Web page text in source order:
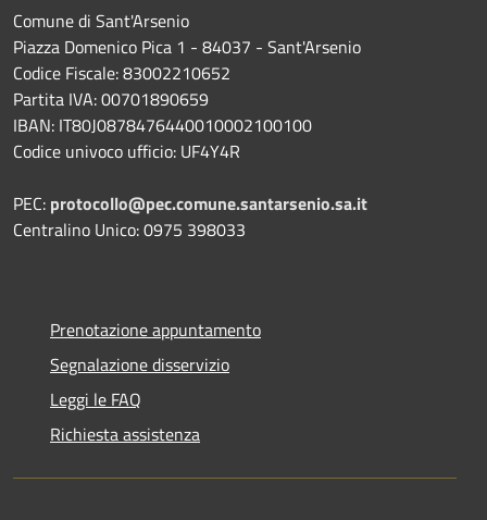
Comune di Sant'Arsenio
Piazza Domenico Pica 1 - 84037 - Sant'Arsenio
Codice Fiscale: 83002210652
Partita IVA: 00701890659
IBAN: IT80J0878476440010002100100
Codice univoco ufficio: UF4Y4R
PEC: protocollo@pec.comune.santarsenio.sa.it
Centralino Unico: 0975 398033
Prenotazione appuntamento
Segnalazione disservizio
Leggi le FAQ
Richiesta assistenza